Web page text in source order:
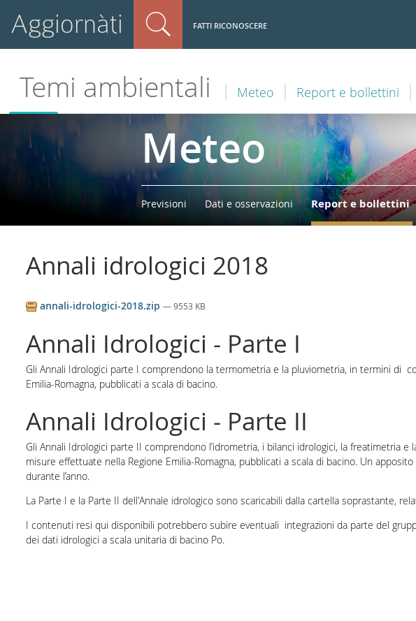
Aggiornàti FATTI RICONOSCERE
Temi ambientali Meteo Report e bollettini
Meteo
Previsioni Dati e osservazioni Report e bollettini
Annali idrologici 2018
annali-idrologici-2018.zip— 9553 KB
Annali Idrologici - Parte I
Gli Annali Idrologici parte I comprendono la termometria e la pluviometria, in termini di
Emilia-Romagna, pubblicati a scala di bacino.
Annali Idrologici - Parte II
Gli Annali Idrologici parte II comprendono l’idrometria, i bilanci idrologici, la freatimetria
misure effettuate nella Regione Emilia-Romagna, pubblicati a scala di bacino. Un
durante l’anno.
La Parte I e la Parte II dell'Annale idrologico sono scaricabili dalla cartella soprastante,
I contenuti resi qui disponibili potrebbero subire eventuali integrazioni da parte del
dei dati idrologici a scala unitaria di bacino Po.